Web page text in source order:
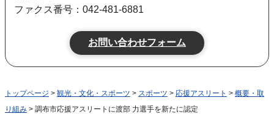
ファクス番号：042-481-6881
トップページ > 観光・文化・スポーツ > スポーツ > 応援アスリート > 概要・取
り組み > 調布市応援アスリートに渡部 力選手を新たに認定